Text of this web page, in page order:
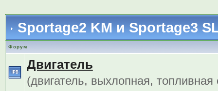
Sportage2 KM и Sportage3
Форум
Двигатель
(двигатель, выхлопная, топливная